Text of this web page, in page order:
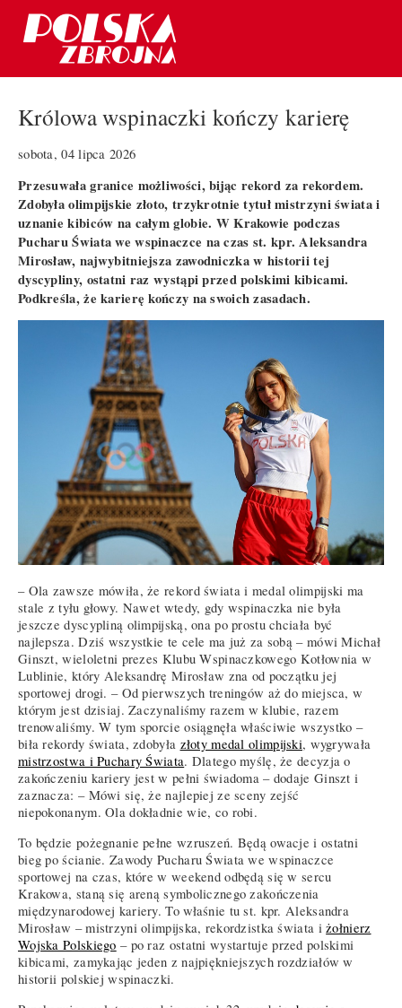
Królowa wspinaczki kończy karierę
sobota, 04 lipca 2026
Przesuwała granice możliwości, bijąc rekord za rekordem.
Zdobyła olimpijskie złoto, trzykrotnie tytuł mistrzyni świata i
uznanie kibiców na całym globie. W Krakowie podczas
Pucharu Świata we wspinaczce na czas st. kpr. Aleksandra
Mirosław, najwybitniejsza zawodniczka w historii tej
dyscypliny, ostatni raz wystąpi przed polskimi kibicami.
Podkreśla, że karierę kończy na swoich zasadach.
– Ola zawsze mówiła, że rekord świata i medal olimpijski ma
stale z tyłu głowy. Nawet wtedy, gdy wspinaczka nie była
jeszcze dyscypliną olimpijską, ona po prostu chciała być
najlepsza. Dziś wszystkie te cele ma już za sobą – mówi Michał
Ginszt, wieloletni prezes Klubu Wspinaczkowego Kotłownia w
Lublinie, który Aleksandrę Mirosław zna od początku jej
sportowej drogi. – Od pierwszych treningów aż do miejsca, w
którym jest dzisiaj. Zaczynaliśmy razem w klubie, razem
trenowaliśmy. W tym sporcie osiągnęła właściwie wszystko –
biła rekordy świata, zdobyła złoty medal olimpijski, wygrywała
mistrzostwa i Puchary Świata. Dlatego myślę, że decyzja o
zakończeniu kariery jest w pełni świadoma – dodaje Ginszt i
zaznacza: – Mówi się, że najlepiej ze sceny zejść
niepokonanym. Ola dokładnie wie, co robi.
To będzie pożegnanie pełne wzruszeń. Będą owacje i ostatni
bieg po ścianie. Zawody Pucharu Świata we wspinaczce
sportowej na czas, które w weekend odbędą się w sercu
Krakowa, staną się areną symbolicznego zakończenia
międzynarodowej kariery. To właśnie tu st. kpr. Aleksandra
Mirosław – mistrzyni olimpijska, rekordzistka świata iżołnierz
Wojska Polskiego – po raz ostatni wystartuje przed polskimi
kibicami, zamykając jeden z najpiękniejszych rozdziałów w
historii polskiej wspinaczki.